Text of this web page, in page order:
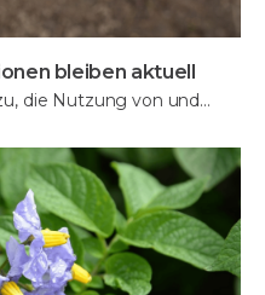
bleiben aktuell
die Nutzung von und…